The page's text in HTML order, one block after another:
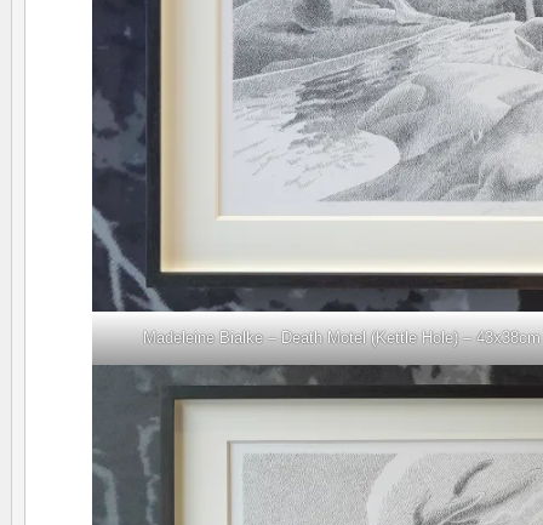
Madeleine Bialke – Death Motel (Kettle Hole) –